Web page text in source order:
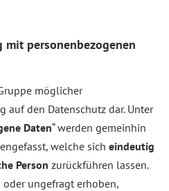
mit personenbezogenen
möglicher
auf den Datenschutz dar. Unter
Daten“ werden gemeinhin
welche sich eindeutig
Person zurückführen lassen.
ungefragt erhoben,